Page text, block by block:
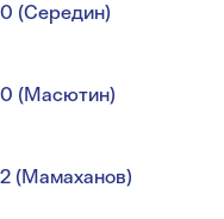
(Середин)
(Масютин)
(Мамаханов)